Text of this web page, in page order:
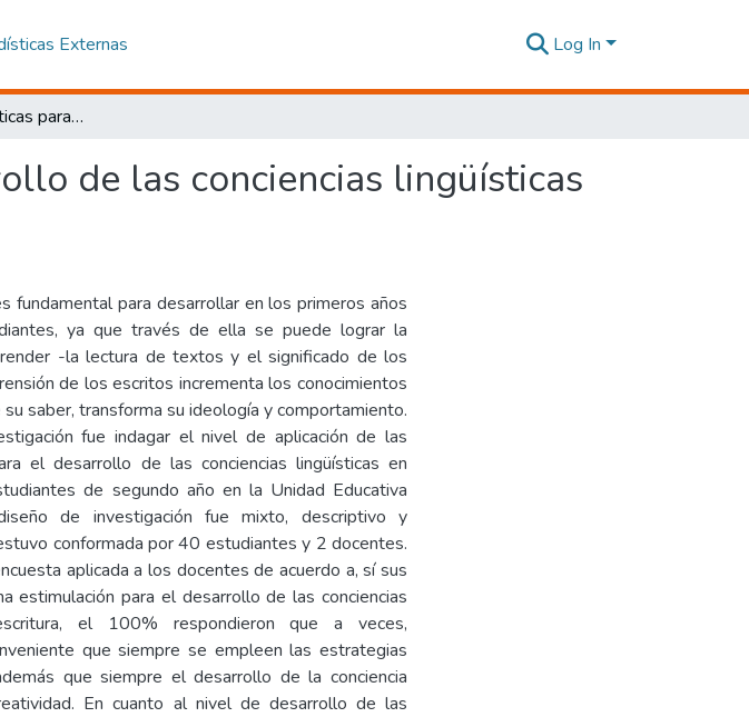
Externas Log In
Estrategias didácticas para el desarrollo de las conciencias lingüísticas en lecto escritura.
de las conciencias lingüísticas
fundamental para desarrollar en los primeros años
ya que través de ella se puede lograr la
-la lectura de textos y el significado de los
de los escritos incrementa los conocimientos
saber, transforma su ideología y comportamiento.
fue indagar el nivel de aplicación de las
el desarrollo de las conciencias lingüísticas en
de segundo año en la Unidad Educativa
de investigación fue mixto, descriptivo y
conformada por 40 estudiantes y 2 docentes.
aplicada a los docentes de acuerdo a, sí sus
estimulación para el desarrollo de las conciencias
el 100% respondieron que a veces,
que siempre se empleen las estrategias
que siempre el desarrollo de la conciencia
En cuanto al nivel de desarrollo de las